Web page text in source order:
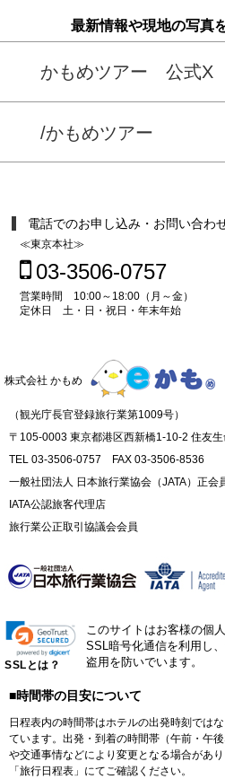
最新情報や現地の写真
かもめツアー 公式X
/かもめツアー
電話でのお申し込み・お問い合わ
≪東京本社≫
03-3506-0757
営業時間 10:00～18:00（月～金）
定休日 土・日・祝日・年末年始
株式会社 かもめ
（観光庁長官登録旅行業第1009号）
〒105-0003 東京都港区西新橋1-10-2 住友
TEL 03-3506-0757 FAX 03-3506-8536
一般社団法人 日本旅行業協会（JATA）正会
IATA公認旅客代理店
旅行業公正取引協議会会員
SSLとは？
このサイトはお客様の個
SSL暗号化通信を利用し
盗用を防いでいます。
■時間帯の目安について
日程表内の時間帯はホテルの出発時刻では
ています。出発・到着の時間帯（午前・午
や交通事情などにより変更となる場合があ
「旅行日程表」にてご確認ください。